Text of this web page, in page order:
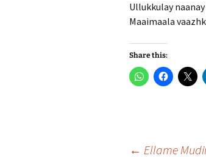
Ullukkulay
Maaimaala
Share this:
← Ellame